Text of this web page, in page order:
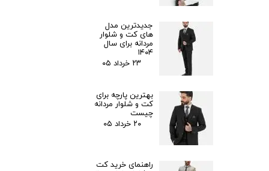
جدیدترین مدل‌
های کت و شلوار
مردانه برای سال
۱۴۰۴
۲۳ خرداد ۰۵
بهترین پارچه برای
کت و شلوار مردانه
چیست
۲۰ خرداد ۰۵
راهنمای خرید کت